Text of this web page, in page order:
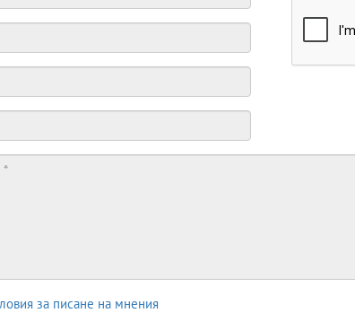
за писане на мнения